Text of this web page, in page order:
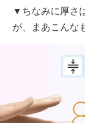
▼ちなみに厚さ
が、まあこんな